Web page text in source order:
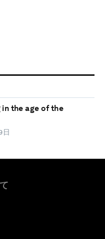
the age of the
日